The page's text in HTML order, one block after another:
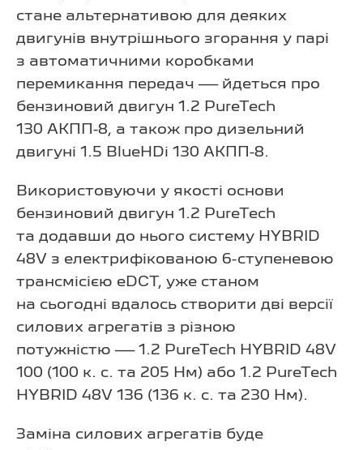
стане альтернативою для деяких
двигунів внутрішнього згорання у парі
з автоматичними коробками
перемикання передач — йдеться про
бензиновий двигун 1.2 PureTech
130 АКПП-8, а також про дизельний
двигуні 1.5 BlueHDi 130 АКПП-8.
Використовуючи у якості основи
бензиновий двигун 1.2 PureTech
та додавши до нього систему HYBRID
48V з електрифікованою 6-ступеневою
трансмісією eDCT, уже станом
на сьогодні вдалось створити дві версії
силових агрегатів з різною
потужністю — 1.2 PureTech HYBRID 48V
100 (100 к. с. та 205 Нм) або 1.2 PureTech
HYBRID 48V 136 (136 к. с. та 230 Нм).
Заміна силових агрегатів буде